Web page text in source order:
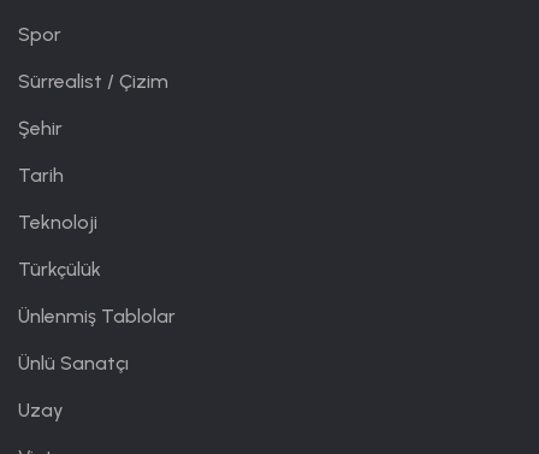
Spor
Sürrealist / Çizim
Şehir
Tarih
Teknoloji
Türkçülük
Ünlenmiş Tablolar
Ünlü Sanatçı
Uzay